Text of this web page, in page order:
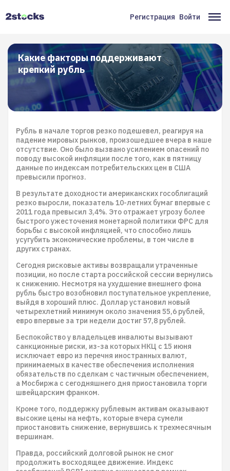
Меню
учётной
записи
пользователя
Регистрация Войти
Какие факторы поддерживают
крепкий рубль
Рубль в начале торгов резко подешевел, реагируя на
падение мировых рынков, произошедшее вчера в наше
отсутствие. Оно было вызвано усилением опасений по
поводу высокой инфляции после того, как в пятницу
данные по индексам потребительских цен в США
превысили прогноз.
В результате доходности американских гособлигаций
резко выросли, показатель 10-летних бумаг впервые с
2011 года превысил 3,4%. Это отражает угрозу более
быстрого ужесточения монетарной политики ФРС для
борьбы с высокой инфляцией, что способно лишь
усугубить экономические проблемы, в том числе в
других странах.
Сегодня рисковые активы возвращали утраченные
позиции, но после старта российской сессии вернулись
к снижению. Несмотря на ухудшение внешнего фона
рубль быстро возобновил поступательное укрепление,
выйдя в хороший плюс. Доллар установил новый
четырехлетний минимум около значения 55,6 рублей,
евро впервые за три недели достиг 57,8 рублей.
Беспокойство у владельцев инвалюты вызывают
санкционные риски, из-за которых НКЦ с 15 июня
исключает евро из перечня иностранных валют,
принимаемых в качестве обеспечения исполнения
обязательств по сделкам с частичным обеспечением,
а Мосбиржа с сегодняшнего дня приостановила торги
швейцарским франком.
Кроме того, поддержку рублевым активам оказывают
высокие цены на нефть, которые вчера сумели
приостановить снижение, вернувшись к трехмесячным
вершинам.
Правда, российский долговой рынок не смог
продолжить восходящее движение. Индекс